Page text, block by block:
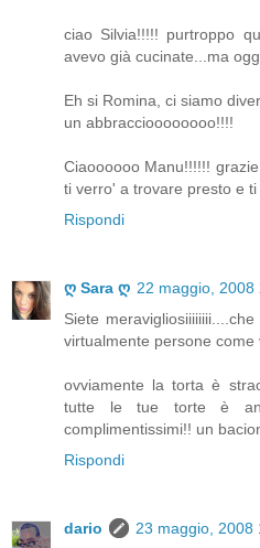
ciao Silvia!!!!! purtroppo
avevo già cucinate...ma
Eh si Romina, ci siamo
un abbraccioooooooo!!!!
Ciaoooooo Manu!!!!!!
ti verro' a trovare presto e
Rispondi
ღ Sara ღ 22 maggio, 2008
Siete
virtualmente persone come
ovviamente la torta è
tutte le tue torte è
complimentissimi!! un
Rispondi
dario
23 maggio, 2008